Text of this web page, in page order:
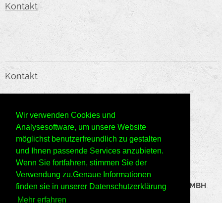
Wir verwenden Cookies und
Analysesoftware, um unsere Website
möglichst benutzerfreundlich zu gestalten
und Ihnen passende Services anzubieten.
Wenn Sie fortfahren, stimmen Sie der
Verwendung zu.Genaue Informationen
finden sie in unserer Datenschutzerklärung
Mehr erfahren
Kontakt
Kontakt
E-Mail:office@kmc-web.at
Telefon: +43660/6666143
©2024 Alle Rechte vorbehalten KMC HANDELS GMBH